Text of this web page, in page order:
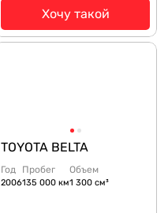
Хочу такой
TOYOTA BELTA
Год
2006
Пробег
135 000 км
Объем
1 300 см³